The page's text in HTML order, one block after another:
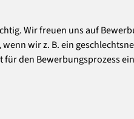
Wir freuen uns auf
wir z. B. ein
den Bewerbungsprozess